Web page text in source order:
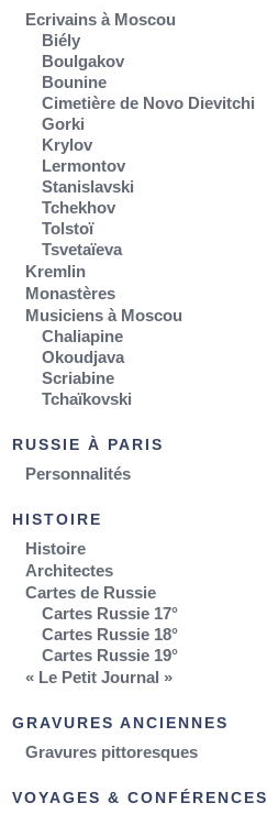
Ecrivains à Moscou
Biély
Boulgakov
Bounine
Cimetière de Novo Dievitchi
Gorki
Krylov
Lermontov
Stanislavski
Tchekhov
Tolstoï
Tsvetaïeva
Kremlin
Monastères
Musiciens à Moscou
Chaliapine
Okoudjava
Scriabine
Tchaïkovski
RUSSIE À PARIS
Personnalités
HISTOIRE
Histoire
Architectes
Cartes de Russie
Cartes Russie 17°
Cartes Russie 18°
Cartes Russie 19°
« Le Petit Journal »
GRAVURES ANCIENNES
Gravures pittoresques
VOYAGES & CONFÉRENCES